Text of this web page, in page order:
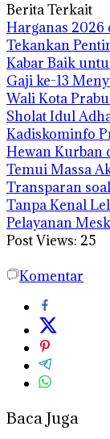
Berita Terkait
Harganas
Tekankan
Kabar Baik
Gaji ke-13
Wali Kota
Sholat Idul
Kadiskominfo
Hewan Kurban
Temui Massa
Transparan
Tanpa Kenal
Pelayanan
Post Views: 25
Komentar
Baca Juga